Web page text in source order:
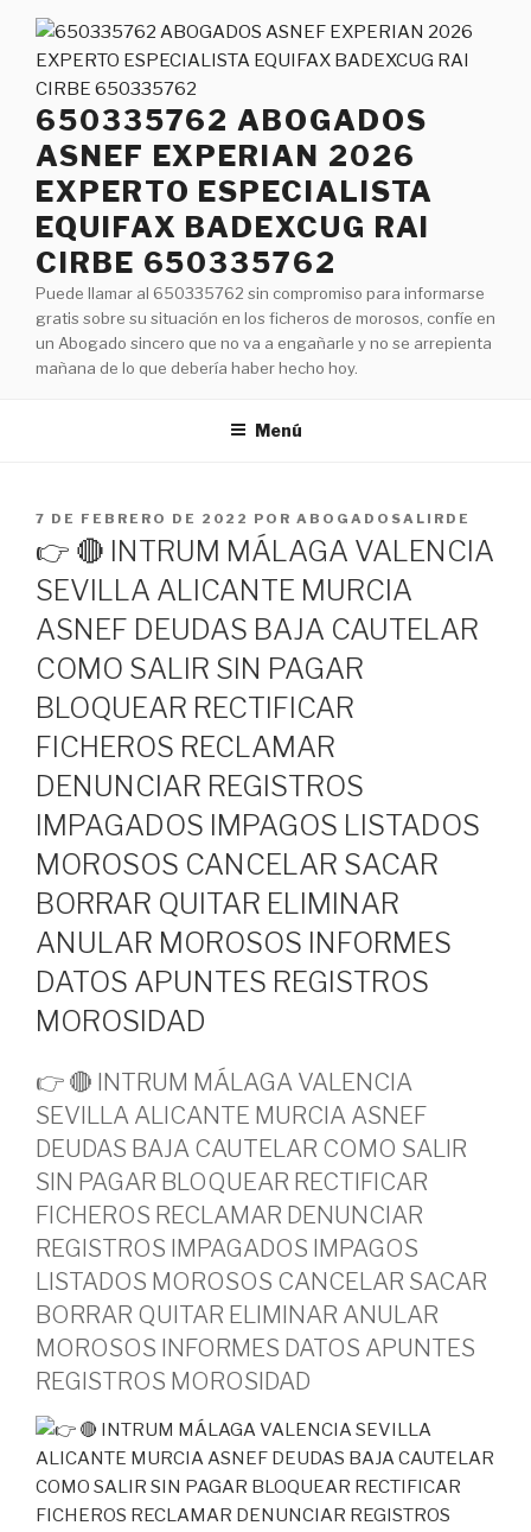
Saltar
contenido
650335762 ABOGADOS
ASNEF EXPERIAN 2026
EXPERTO ESPECIALISTA
EQUIFAX BADEXCUG RAI
CIRBE 650335762
Puede llamar al 650335762 sin compromiso para informarse
gratis sobre su situación en los ficheros de morosos, confíe en
un Abogado sincero que no va a engañarle y no se arrepienta
mañana de lo que debería haber hecho hoy.
Menú
PUBLICADO
7 DE FEBRERO DE 2022 POR ABOGADOSALIRDE
👉 🔴 INTRUM MÁLAGA VALENCIA
SEVILLA ALICANTE MURCIA
ASNEF DEUDAS BAJA CAUTELAR
COMO SALIR SIN PAGAR
BLOQUEAR RECTIFICAR
FICHEROS RECLAMAR
DENUNCIAR REGISTROS
IMPAGADOS IMPAGOS LISTADOS
MOROSOS CANCELAR SACAR
BORRAR QUITAR ELIMINAR
ANULAR MOROSOS INFORMES
DATOS APUNTES REGISTROS
MOROSIDAD
👉 🔴 INTRUM MÁLAGA VALENCIA
SEVILLA ALICANTE MURCIA ASNEF
DEUDAS BAJA CAUTELAR COMO SALIR
SIN PAGAR BLOQUEAR RECTIFICAR
FICHEROS RECLAMAR DENUNCIAR
REGISTROS IMPAGADOS IMPAGOS
LISTADOS MOROSOS CANCELAR SACAR
BORRAR QUITAR ELIMINAR ANULAR
MOROSOS INFORMES DATOS APUNTES
REGISTROS MOROSIDAD